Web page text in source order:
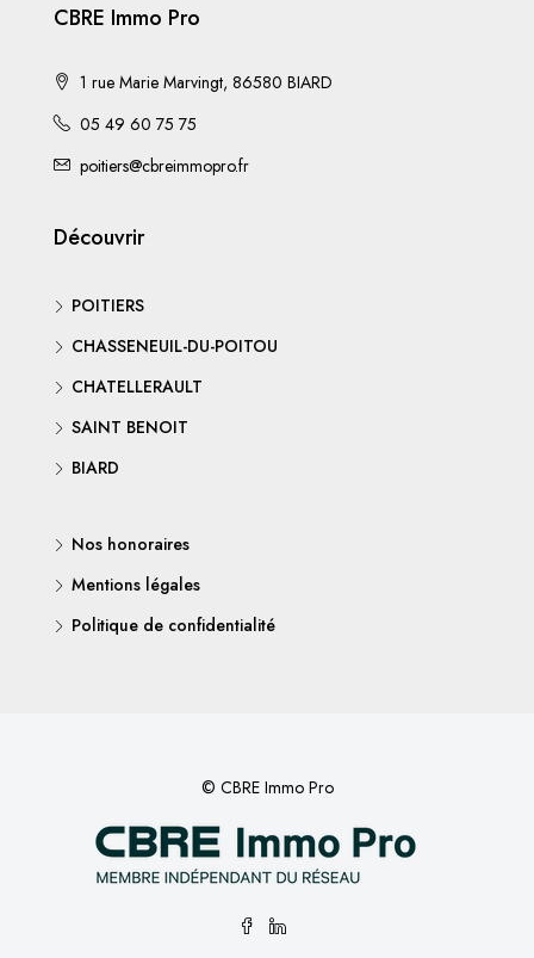
CBRE Immo Pro
1 rue Marie Marvingt, 86580 BIARD
05 49 60 75 75
poitiers@cbreimmopro.fr
Découvrir
POITIERS
CHASSENEUIL-DU-POITOU
CHATELLERAULT
SAINT BENOIT
BIARD
Nos honoraires
Mentions légales
Politique de confidentialité
© CBRE Immo Pro